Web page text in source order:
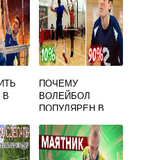
ПОЧЕМУ
ВОЛЕЙБОЛ
ПОПУЛЯРЕН В